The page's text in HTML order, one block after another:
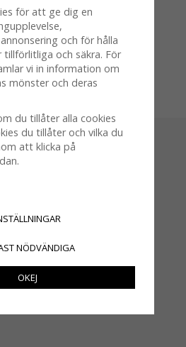
vår
för att ge dig en
och för hålla
och säkra. För
vi in information om
mönster och deras
du tillåter alla cookies
du tillåter och vilka du
att klicka på
NÖDVÄNDIGA
OKEJ